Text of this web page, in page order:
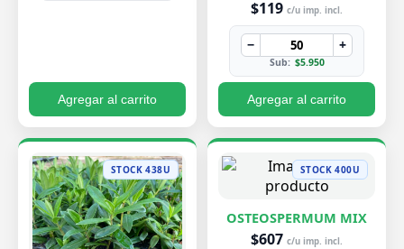
Agregar al carrito
$119 c/u imp. incl.
− +
Sub: $5.950
Agregar al carrito
STOCK 438U STOCK 400U
OSTEOSPERMUM MIX
$607 c/u imp. incl.